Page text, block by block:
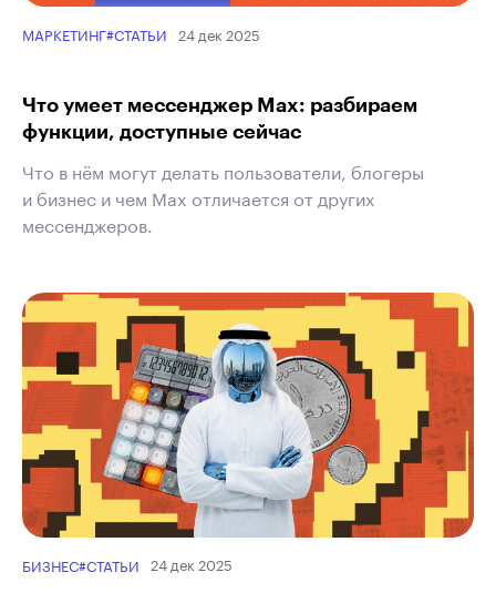
МАРКЕТИНГ#СТАТЬИ 24 дек 2025
Что умеет мессенджер Max: разбираем
функции, доступные сейчас
Что в нём могут делать пользователи, блогеры
и бизнес и чем Max отличается от других
мессенджеров.
БИЗНЕС#СТАТЬИ 24 дек 2025